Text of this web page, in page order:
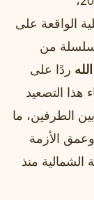
الواقعة على
لسلسلة من
ردًا على
هذا التصعيد
الطرفين، ما
الأزمة
الشمالية منذ